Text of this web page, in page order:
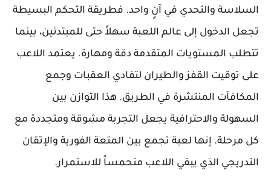
السلاسة والتحدي في آنٍ واحد. فطريقة التحكم البسيطة
تجعل الدخول إلى عالم اللعبة سهلاً حتى للمبتدئين، بينما
تتطلب المستويات المتقدمة دقة ومهارة. يعتمد اللاعب
على توقيت القفز والطيران لتفادي العقبات وجمع
المكافآت المنتشرة في الطريق. هذا التوازن بين
السهولة والاحترافية يجعل التجربة مشوقة ومتجددة مع
كل مرحلة. إنها لعبة تجمع بين المتعة الفورية والإتقان
التدريجي الذي يبقي اللاعب متحمساً للاستمرار.